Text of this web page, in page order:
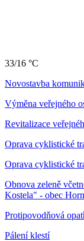
33/16 °C
Novostavba
Výměna veřejného
Revitalizace
Oprava cyklistické
Oprava cyklistické
Obnova zeleně
Kostela" - obec
Protipovodňová
Pálení klestí